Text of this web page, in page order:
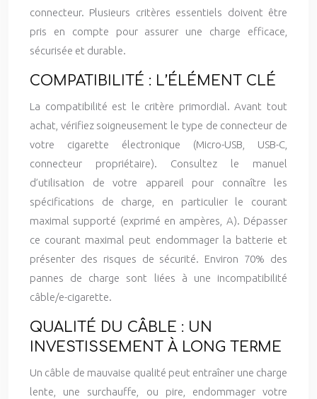
connecteur. Plusieurs critères essentiels doivent être
pris en compte pour assurer une charge efficace,
sécurisée et durable.
COMPATIBILITÉ : L’ÉLÉMENT CLÉ
La compatibilité est le critère primordial. Avant tout
achat, vérifiez soigneusement le type de connecteur de
votre cigarette électronique (Micro-USB, USB-C,
connecteur propriétaire). Consultez le manuel
d’utilisation de votre appareil pour connaître les
spécifications de charge, en particulier le courant
maximal supporté (exprimé en ampères, A). Dépasser
ce courant maximal peut endommager la batterie et
présenter des risques de sécurité. Environ 70% des
pannes de charge sont liées à une incompatibilité
câble/e-cigarette.
QUALITÉ DU CÂBLE : UN
INVESTISSEMENT À LONG TERME
Un câble de mauvaise qualité peut entraîner une charge
lente, une surchauffe, ou pire, endommager votre